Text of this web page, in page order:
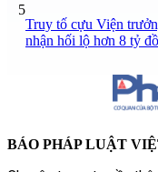
5
Truy tố cựu Viện
nhận hối lộ hơn 8 tỷ
BÁO PHÁP LUẬT